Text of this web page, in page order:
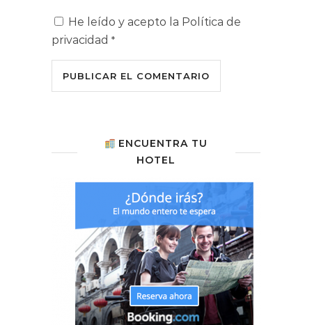
He leído y acepto la Política de
privacidad *
ENCUENTRA TU
HOTEL